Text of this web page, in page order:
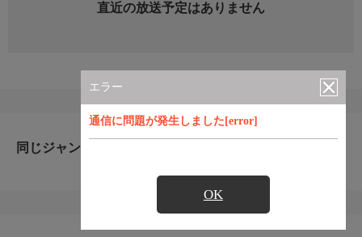
エラー
通信に問題が発生しました[error]
OK
直近の放送予定はありません
同じジャンルのおすすめ番組